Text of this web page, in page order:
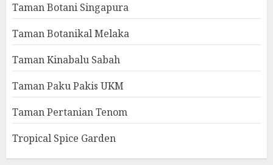
Taman Botani Singapura
Taman Botanikal Melaka
Taman Kinabalu Sabah
Taman Paku Pakis UKM
Taman Pertanian Tenom
Tropical Spice Garden